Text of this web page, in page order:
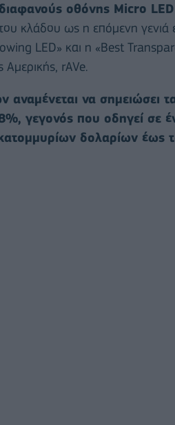
οθόνης Micro LED
του κλάδου ως η επόμενη
LED» και η «Best
Αμερικής, rAVe.
να σημειώσει
γεγονός που οδηγεί σε
δολαρίων έως